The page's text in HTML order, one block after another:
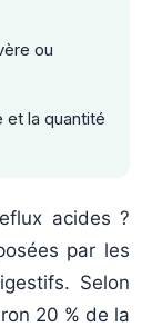
ou
et la quantité
acides ?
par les
Selon
20 % de la